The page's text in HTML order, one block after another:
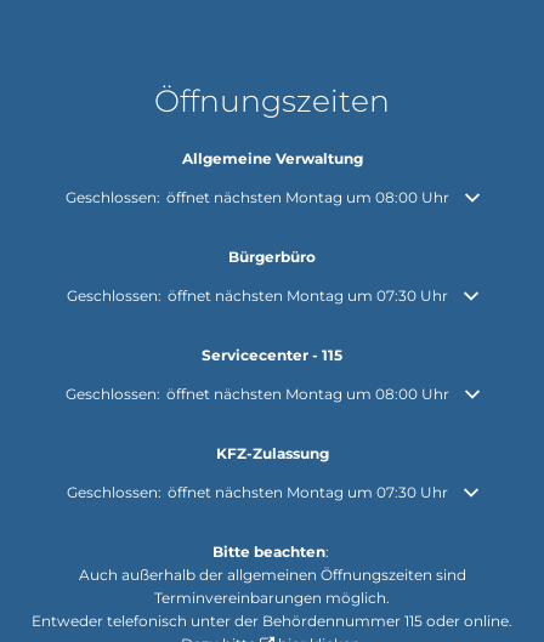
Öffnungszeiten
Allgemeine Verwaltung
Klicken, um weitere Öffnungs- oder Schließzeiten auszublenden
Geschlossen: öffnet nächsten Montag um 08:00 Uhr
Bürgerbüro
Klicken, um weitere Öffnungs- oder Schließzeiten auszublenden
Geschlossen: öffnet nächsten Montag um 07:30 Uhr
Servicecenter - 115
Klicken, um weitere Öffnungs- oder Schließzeiten auszublenden
Geschlossen: öffnet nächsten Montag um 08:00 Uhr
KFZ-Zulassung
Klicken, um weitere Öffnungs- oder Schließzeiten auszublenden
Geschlossen: öffnet nächsten Montag um 07:30 Uhr
Bitte beachten:
Auch außerhalb der allgemeinen Öffnungszeiten sind
Terminvereinbarungen möglich.
Entweder telefonisch unter der Behördennummer 115 oder online.